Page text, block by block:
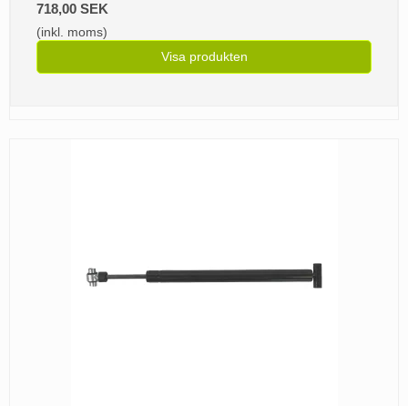
718,00 SEK
(inkl. moms)
Visa produkten